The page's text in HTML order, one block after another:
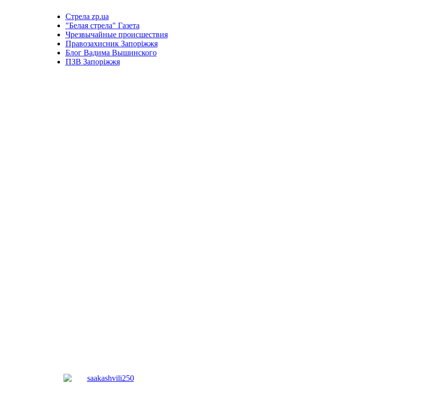
Стрела zp.ua
"Белая стрела" Газета
Чрезвычайные происшествия
Правозахисник Запоріжжя
Блог Вадима Вышинского
ПЗВ Запоріжжя